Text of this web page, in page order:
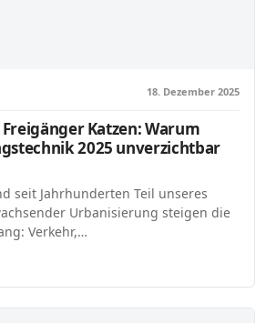
18. Dezember 2025
Katzen: Warum
2025 unverzichtbar
seit Jahrhunderten Teil unseres
Urbanisierung steigen die
Verkehr,…